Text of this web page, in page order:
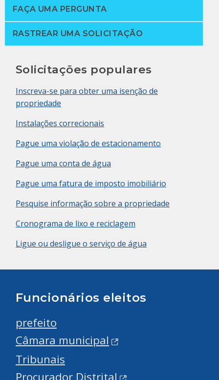
FAÇA UMA PERGUNTA
RASTREAR UMA SOLICITAÇÃO
Solicitações populares
Inscreva-se para obter uma isenção de
propriedade
Instalações correcionais
Pague uma violação de estacionamento
Pague uma conta de água
Pague uma fatura de imposto imobiliário
Pesquise informação sobre a propriedade
Cronograma de lixo e reciclagem
Ligue ou desligue o serviço de água
Funcionários eleitos
prefeito
Câmara municipal
Tribunais